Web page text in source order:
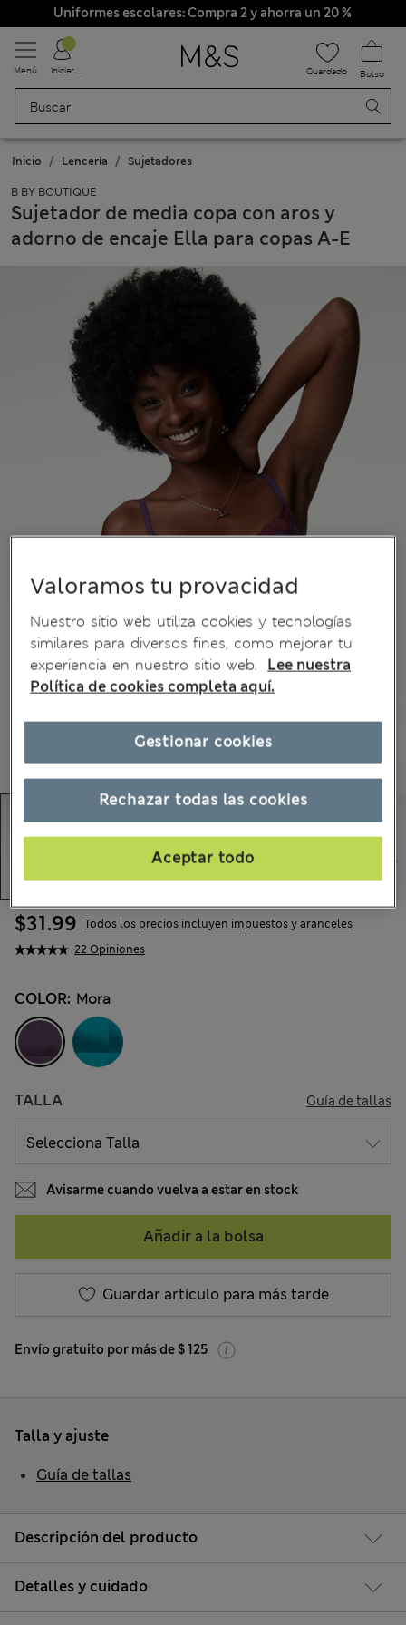
Uniformes escolares: Compra 2 y ahorra un 20 %
Menú Iniciar sesión Guardado Bolso
Inicio Lencería Sujetadores
B BY BOUTIQUE
Sujetador de media copa con aros y
adorno de encaje Ella para copas A-E
22 Opiniones
$31.99 Todos los precios incluyen impuestos y aranceles
COLOR: Mora
TALLA Guía de tallas
Avisarme cuando vuelva a estar en stock
Añadir a la bolsa
Guardar artículo para más tarde
Envío gratuito por más de $ 125
Descripción del producto
Detalles y cuidado
Talla y ajuste
Guía de tallas
Valoramos tu provacidad
Nuestro sitio web utiliza cookies y tecnologías
similares para diversos fines, como mejorar tu
experiencia en nuestro sitio web.
Lee nuestra
Política de cookies completa aquí.
Rechazar todas las cookies
Aceptar todo
Gestionar cookies